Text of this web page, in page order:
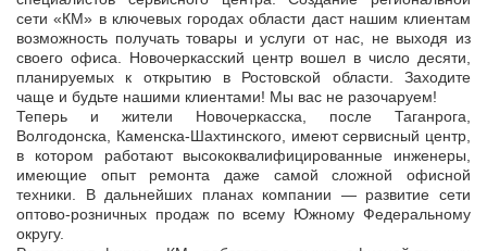
сети «КМ» в ключевых городах области даст нашим клиентам
возможность получать товары и услуги от нас, не выходя из
своего офиса. Новочеркасский центр вошел в число десяти,
планируемых к открытию в Ростовской области. Заходите
чаще и будьте нашими клиентами! Мы вас не разочаруем!
Теперь и жители Новочеркасска, после Таганрога,
Волгодонска, Каменска-Шахтинского, имеют сервисный центр,
в котором работают высококвалифицированные инженеры,
имеющие опыт ремонта даже самой сложной офисной
техники. В дальнейших планах компании — развитие сети
оптово-розничных продаж по всему Южному Федеральному
округу.